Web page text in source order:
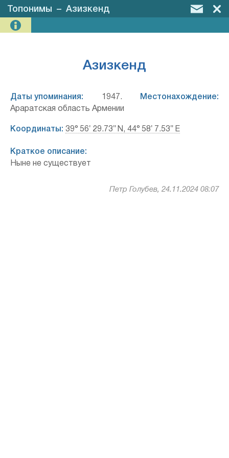
Топонимы – Азизкенд
Азизкенд
Даты упоминания: 1947.
Местонахождение:
Араратская область Армении
Координаты: 39° 56′ 29.73″ N, 44° 58′ 7.53″ E
Краткое описание:
Ныне не существует
Петр Голубев, 24.11.2024 08:07